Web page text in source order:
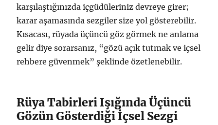
karşılaştığınızda içgüdüleriniz devreye girer;
karar aşamasında sezgiler size yol gösterebilir.
Kısacası, rüyada üçüncü göz görmek ne anlama
gelir diye sorarsanız, “gözü açık tutmak ve içsel
rehbere güvenmek” şeklinde özetlenebilir.
Rüya Tabirleri Işığında Üçüncü
Gözün Gösterdiği İçsel Sezgi